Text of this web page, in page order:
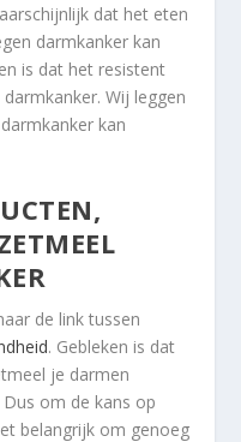
dat het eten
darmkanker kan
is dat het resistent
Wij leggen
kan
de link tussen
. Gebleken is dat
je darmen
om de kans op
belangrijk om genoeg